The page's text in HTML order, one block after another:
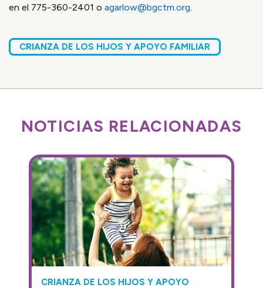
en el 775-360-2401 o agarlow@bgctm.org.
CRIANZA DE LOS HIJOS Y APOYO FAMILIAR
NOTICIAS RELACIONADAS
CRIANZA DE LOS HIJOS Y APOYO